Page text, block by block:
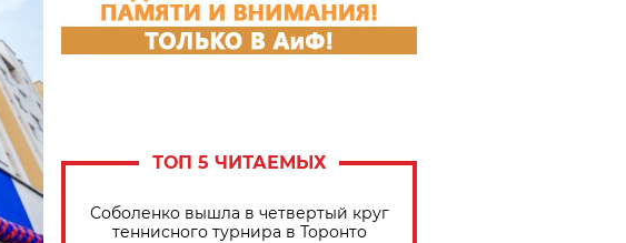
ТОП 5 ЧИТАЕМЫХ
Соболенко вышла в четвертый круг
теннисного турнира в Торонто